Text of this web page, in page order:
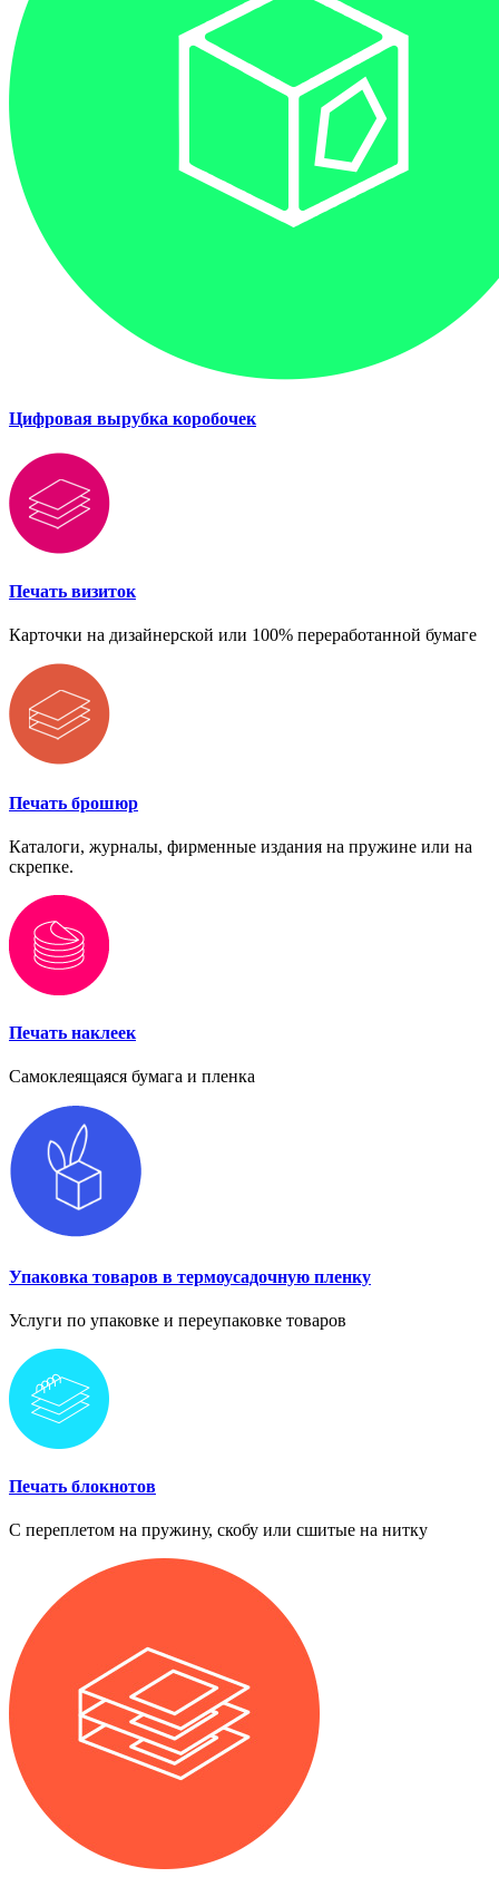
Цифровая вырубка коробочек
Печать визиток
Карточки на дизайнерской или 100% переработанной бумаге
Печать брошюр
Каталоги, журналы, фирменные издания на пружине или на
скрепке.
Печать наклеек
Самоклеящаяся бумага и пленка
Упаковка товаров в термоусадочную пленку
Услуги по упаковке и переупаковке товаров
Печать блокнотов
С переплетом на пружину, скобу или сшитые на нитку